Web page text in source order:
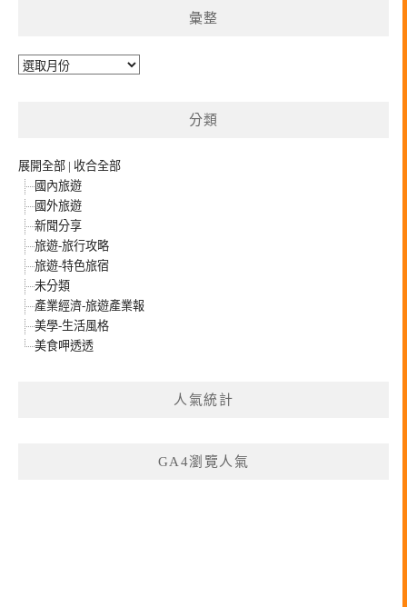
彙整
彙
分類
展開全部 | 收合全部
國內旅遊
國外旅遊
新聞分享
旅遊-旅行攻略
旅遊-特色旅宿
未分類
產業經濟-旅遊產業報
美學-生活風格
美食呷透透
人氣統計
GA4瀏覽人氣